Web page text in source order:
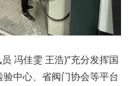
冯佳雯 王浩)“充分发挥国
中心、省阀门协会等平台